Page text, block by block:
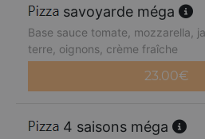
savoyarde méga
Base sauce tomate, mozzarella,
terre, oignons, crème fraîche
23.00€
4 saisons méga